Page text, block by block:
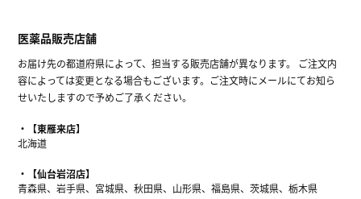
医薬品販売店舗
お届け先の都道府県によって、担当する販売店舗が異なります。 ご注文内
容によっては変更となる場合もございます。ご注文時にメールにてお知ら
せいたしますので予めご了承ください。
【東雁来店】
北海道
【仙台岩沼店】
青森県、岩手県、宮城県、秋田県、山形県、福島県、茨城県、栃木県